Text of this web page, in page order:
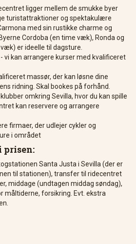
ligger mellem de smukke byer
turistattraktioner og spektakulære
med sin rustikke charme og
Cordoba (en time væk), Ronda og
er ideelle til dagsture.
- vi kan arrangere kurser med kvalificeret
massør, der kan løsne dine
ridning. Skal bookes på forhånd.
omkring Sevilla, hvor du kan spille
kan reservere og arrangere
firmaer, der udlejer cykler og
i området
Santa Justa i Sevilla (der er
til stationen), transfer til ridecentret
middage (undtagen middag søndag),
måltiderne, forsikring. Evt. ekstra